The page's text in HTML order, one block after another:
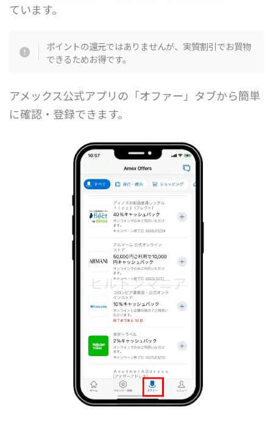
ています。
ポイントの還元ではありませんが、実質割引でお買物
できるためお得です。
アメックス公式アプリの「オファー」タブから簡単
に確認・登録できます。